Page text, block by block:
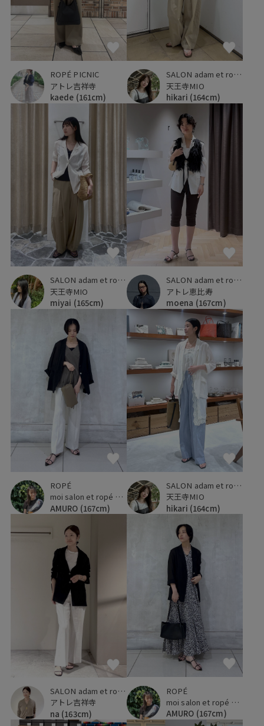
ROPÉ PICNIC
アトレ吉祥寺
kaede (161cm)
SALON adam et ropé
天王寺MIO
hikari (164cm)
SALON adam et ropé
天王寺MIO
miyai (165cm)
SALON adam et ropé
アトレ恵比寿
moena (167cm)
ROPÉ
moi salon et ropé 横浜高島屋
AMURO (167cm)
SALON adam et ropé
天王寺MIO
hikari (164cm)
SALON adam et ropé
アトレ吉祥寺
na (163cm)
ROPÉ
moi salon et ropé 横浜高島屋
AMURO (167cm)